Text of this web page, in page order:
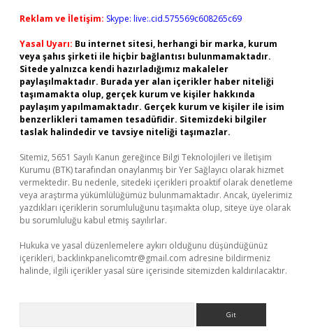
Reklam ve İletişim: Skype: live:.cid.575569c608265c69
Yasal Uyarı: Bu internet sitesi, herhangi bir marka, kurum
veya şahıs şirketi ile hiçbir bağlantısı bulunmamaktadır.
Sitede yalnızca kendi hazırladığımız makaleler
paylaşılmaktadır. Burada yer alan içerikler haber niteliği
taşımamakta olup, gerçek kurum ve kişiler hakkında
paylaşım yapılmamaktadır. Gerçek kurum ve kişiler ile isim
benzerlikleri tamamen tesadüfidir. Sitemizdeki bilgiler
taslak halindedir ve tavsiye niteliği taşımazlar.
Sitemiz, 5651 Sayılı Kanun gereğince Bilgi Teknolojileri ve İletişim
Kurumu (BTK) tarafından onaylanmış bir Yer Sağlayıcı olarak hizmet
vermektedir. Bu nedenle, sitedeki içerikleri proaktif olarak denetleme
veya araştırma yükümlülüğümüz bulunmamaktadır. Ancak, üyelerimiz
yazdıkları içeriklerin sorumluluğunu taşımakta olup, siteye üye olarak
bu sorumluluğu kabul etmiş sayılırlar.
Hukuka ve yasal düzenlemelere aykırı olduğunu düşündüğünüz
içerikleri, backlinkpanelicomtr@gmail.com adresine bildirmeniz
halinde, ilgili içerikler yasal süre içerisinde sitemizden kaldırılacaktır.